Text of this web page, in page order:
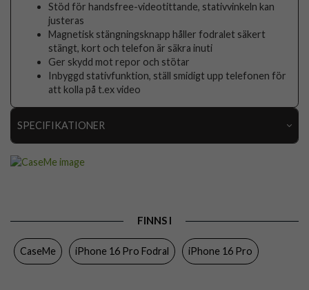
Stöd för handsfree-videotittande, stativvinkeln kan
justeras
Magnetisk stängningsknapp håller fodralet säkert
stängt, kort och telefon är säkra inuti
Ger skydd mot repor och stötar
Inbyggd stativfunktion, ställ smidigt upp telefonen för
att kolla på t.ex video
SPECIFIKATIONER
Dragkedja, Handrem, Kortfack, Stativfunktion
Färg
FINNS I
CaseMe iPhone 16 Pro Fodral iPhone 16 Pro